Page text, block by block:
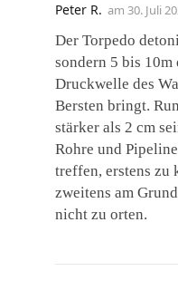
Peter R. am 30. Juli
Der Torpedo
sondern 5 bis
Druckwelle des
Bersten bringt.
stärker als 2 cm
Rohre und
treffen, erstens
zweitens am
nicht zu orten.